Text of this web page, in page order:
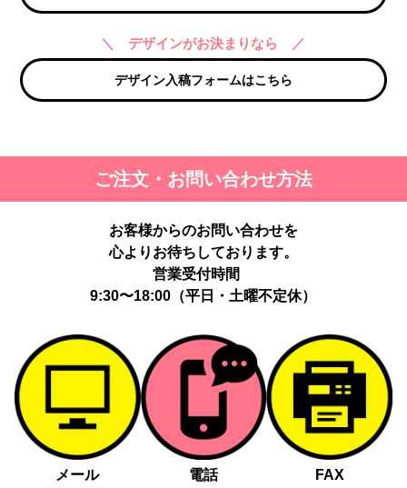
＼ デザインがお決まりなら ／
デザイン入稿フォームはこちら
ご注文・お問い合わせ方法
お客様からのお問い合わせを
心よりお待ちしております。
営業受付時間
9:30〜18:00（平日・土曜不定休）
メール
電話 FAX